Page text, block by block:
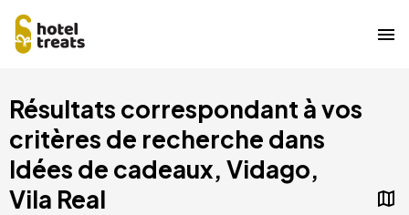
au
contenu
principal
Résultats correspondant à vos
critères de recherche dans
Idées de cadeaux, Vidago,
Vila Real